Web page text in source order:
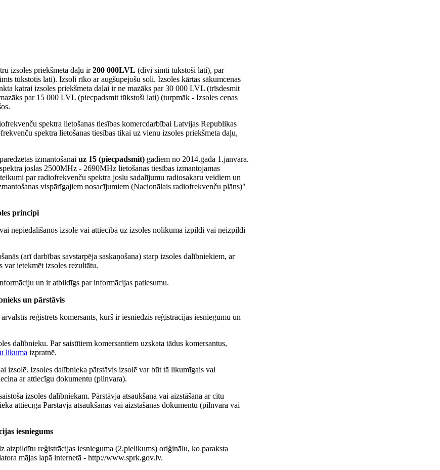
izsoles priekšmeta daļu ir200 000LVL (divi simti tūkstoši lati), par
tūkstotis lati). Izsoli rīko ar augšupejošu soli. Izsoles kārtas sākumcenas
katrai izsoles priekšmeta daļai ir ne mazāks par 30 000 LVL (trīsdesmit
par 15 000 LVL (piecpadsmit tūkstoši lati) (turpmāk - Izsoles cenas
spektra lietošanas tiesības komercdarbībai Latvijas Republikas
spektra lietošanas tiesības tikai uz vienu izsoles priekšmeta daļu,
izmantošanai uz 15 (piecpadsmit) gadiem no 2014.gada 1.janvāra.
joslas 2500MHz - 2690MHz lietošanas tiesības izmantojamas
par radiofrekvenču spektra joslu sadalījumu radiosakaru veidiem un
vispārīgajiem nosacījumiem (Nacionālais radiofrekvenču plāns)"
principi
nepiedalīšanos izsolē vai attiecībā uz izsoles nolikuma izpildi vai neizpildi
(arī darbības savstarpēja saskaņošana) starp izsoles dalībniekiem, ar
var ietekmēt izsoles rezultātu.
un ir atbildīgs par informācijas patiesumu.
un pārstāvis
reģistrēts komersants, kurš ir iesniedzis reģistrācijas iesniegumu un
dalībnieku. Par saistītiem komersantiem uzskata tādus komersantus,
likuma izpratnē.
izsolē. Izsoles dalībnieka pārstāvis izsolē var būt tā likumīgais vai
ar attiecīgu dokumentu (pilnvara).
izsoles dalībniekam. Pārstāvja atsaukšana vai aizstāšana ar citu
attiecīgā Pārstāvja atsaukšanas vai aizstāšanas dokumentu (pilnvara vai
iesniegums
aizpildītu reģistrācijas iesnieguma (2.pielikums) oriģinālu, ko paraksta
mājas lapā internetā - http://www.sprk.gov.lv.